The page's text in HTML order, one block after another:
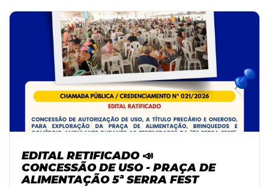
EDITAL RETIFICADO 📣
CONCESSÃO DE USO - PRAÇA DE
ALIMENTAÇÃO 5ª SERRA FEST